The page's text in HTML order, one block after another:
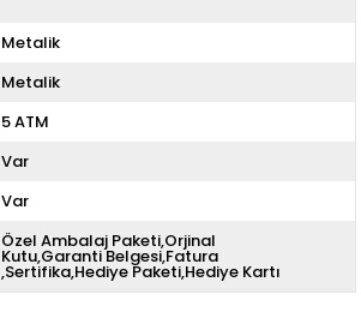
Metalik
Metalik
5 ATM
Var
Var
Özel Ambalaj Paketi,Orjinal
Kutu,Garanti Belgesi,Fatura
,Sertifika,Hediye Paketi,Hediye Kartı